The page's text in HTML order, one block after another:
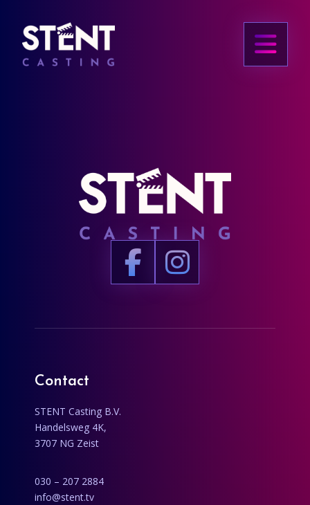
Contact
STENT Casting B.V.
Handelsweg 4K,
3707 NG Zeist
030 – 207 2884
info@stent.tv